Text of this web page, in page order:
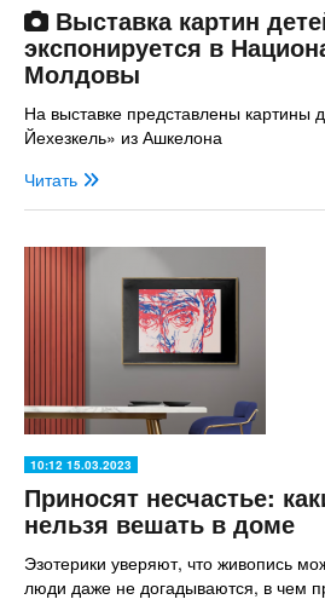
Выставка картин
экспонируется в
Молдовы
На выставке представлены картины
Йехезкель» из Ашкелона
Читать
10:12 15.03.2023
Приносят несчастье:
нельзя вешать в доме
Эзотерики уверяют, что живопись
люди даже не догадываются, в чем